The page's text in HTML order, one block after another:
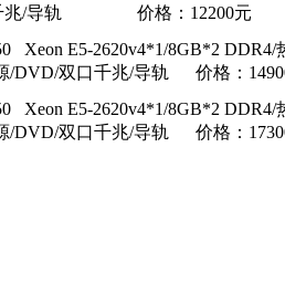
千兆/导轨 价格：12200元
Xeon E5-2620v4*1/8GB*2 DDR4/
/DVD/双口千兆/导轨 价格：
Xeon E5-2620v4*1/8GB*2 DDR4/
/DVD/双口千兆/导轨 价格：